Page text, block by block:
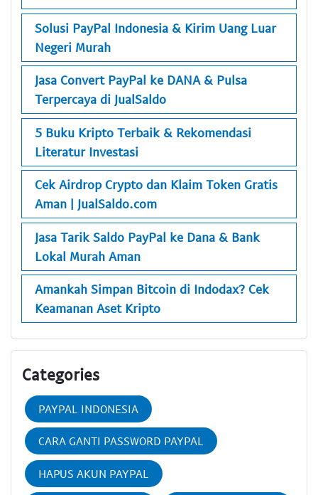
Solusi PayPal Indonesia & Kirim Uang Luar
Negeri Murah
Jasa Convert PayPal ke DANA & Pulsa
Terpercaya di JualSaldo
5 Buku Kripto Terbaik & Rekomendasi
Literatur Investasi
Cek Airdrop Crypto dan Klaim Token Gratis
Aman | JualSaldo.com
Jasa Tarik Saldo PayPal ke Dana & Bank
Lokal Murah Aman
Amankah Simpan Bitcoin di Indodax? Cek
Keamanan Aset Kripto
Categories
PAYPAL INDONESIA
CARA GANTI PASSWORD PAYPAL
HAPUS AKUN PAYPAL